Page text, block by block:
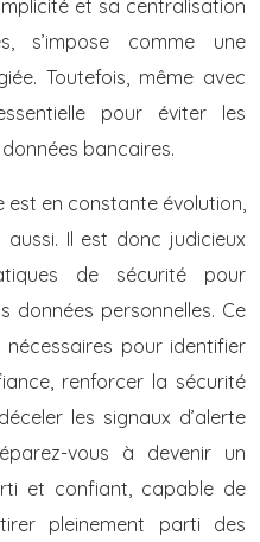
et sa centralisation
s’impose comme une
Toutefois, même avec
pour éviter les
bancaires.
est en constante évolution,
Il est donc judicieux
de sécurité pour
personnelles. Ce
pour identifier
renforcer la sécurité
les signaux d’alerte
vous à devenir un
et confiant, capable de
pleinement parti des